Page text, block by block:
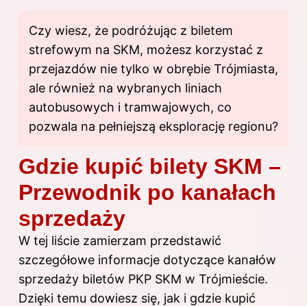
Czy wiesz, że podróżując z biletem
strefowym na SKM, możesz korzystać z
przejazdów nie tylko w obrębie Trójmiasta,
ale również na wybranych liniach
autobusowych i tramwajowych, co
pozwala na pełniejszą eksplorację regionu?
Gdzie kupić bilety SKM –
Przewodnik po kanałach
sprzedaży
W tej liście zamierzam przedstawić
szczegółowe informacje dotyczące kanałów
sprzedaży biletów PKP SKM w Trójmieście.
Dzięki temu dowiesz się, jak i gdzie kupić